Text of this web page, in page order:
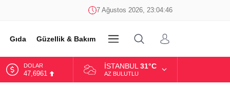
7 Ağustos 2026, 23:04:46
Gıda Güzellik & Bakım DİĞER
DOLAR
47,6961
İSTANBUL 31°C
AZ BULUTLU